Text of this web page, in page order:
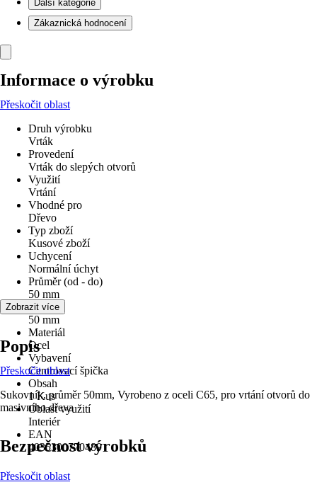
Další kategorie
Zákaznická hodnocení
Informace o výrobku
Přeskočit oblast
Druh výrobku
Vrták
Provedení
Vrták do slepých otvorů
Využití
Vrtání
Vhodné pro
Dřevo
Typ zboží
Kusové zboží
Uchycení
Normální úchyt
Průměr (od - do)
50 mm
Velikost
50 mm
Materiál
Ocel
Vybavení
Centrovací špička
Obsah
1 Kus
Oblast využití
Interiér
EAN
4035300770489
Zobrazit více
Popis
Přeskočit oblast
Sukovník, průměr 50mm, Vyrobeno z oceli C65, pro vrtání otvorů do
masivního dřeva
Bezpečnost výrobků
Přeskočit oblast